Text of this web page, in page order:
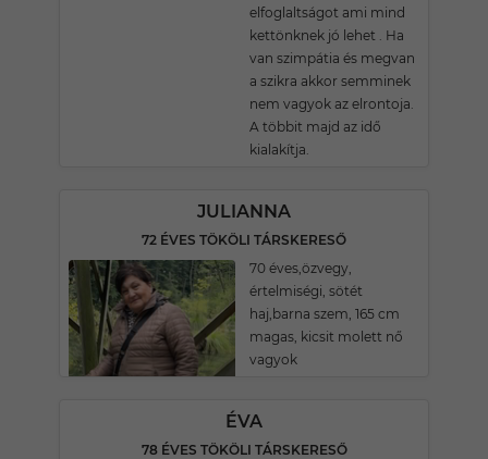
elfoglaltságot ami mind
kettönknek jó lehet . Ha
van szimpátia és megvan
a szikra akkor semminek
nem vagyok az elrontoja.
A többit majd az idő
kialakítja.
JULIANNA
72 ÉVES TÖKÖLI TÁRSKERESŐ
70 éves,özvegy,
értelmiségi, sötét
haj,barna szem, 165 cm
magas, kicsit molett nő
vagyok
ÉVA
78 ÉVES TÖKÖLI TÁRSKERESŐ